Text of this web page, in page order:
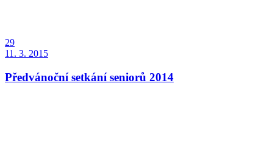
29
11. 3. 2015
Předvánoční setkání seniorů 2014